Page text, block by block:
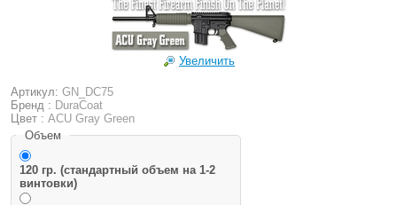
Увеличить
Артикул: GN_DC75
Бренд : DuraCoat
Цвет : ACU Gray Green
Объем
120 гр. (стандартный объем на 1-2
винтовки)